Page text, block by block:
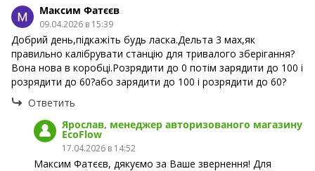
Максим Фатєєв
09.04.2026 в 15:39
Добрий день,підкажіть будь ласка.Дельта 3 мах,як
правильно калібрувати станцію для тривалого зберігання?
Вона нова в коробці.Розрядити до 0 потім зарядити до 100 і
розрядити до 60?або зарядити до 100 і розрядити до 60?
Ответить
Ярослав, менеджер авторизованого магазину
EcoFlow
17.04.2026 в 14:52
Максим Фатєєв, дякуємо за Ваше звернення! Для